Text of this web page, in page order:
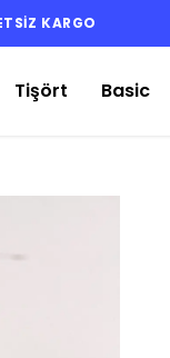
KARGO
Tişört Basic